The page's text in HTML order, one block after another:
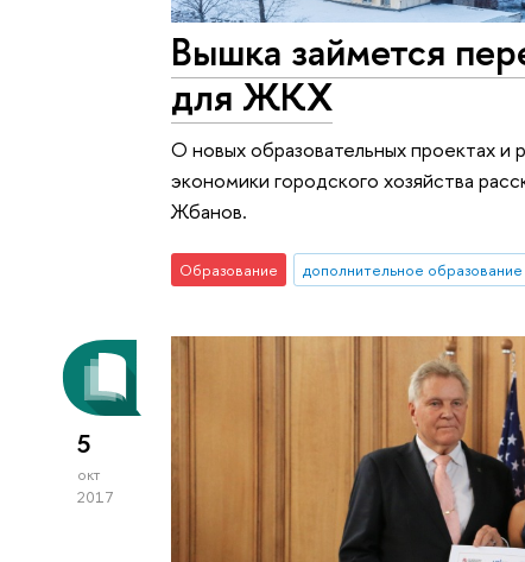
Вышка займется
для ЖКХ
О новых образовательных проектах и
экономики городского хозяйства
Жбанов.
Образование дополнительное образование
5
окт
2017